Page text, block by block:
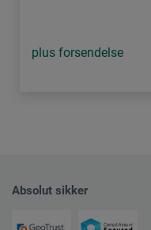
plus forsendelse
Absolut sikker